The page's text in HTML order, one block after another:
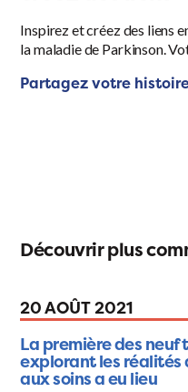
Inspirez et créez des liens
la maladie de Parkinson.
Partagez votre
Découvrir plus
20 AOÛT 2021
La première des
explorant les réalités
aux soins a eu lieu